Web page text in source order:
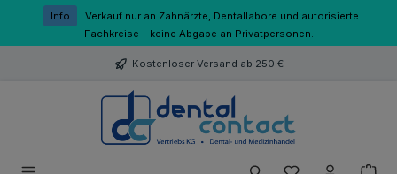
Zum Hauptinhalt springen
Info
Verkauf nur an Zahnärzte, Dentallabore und autorisierte
Fachkreise – keine Abgabe an Privatpersonen.
Kostenloser Versand ab 250 €